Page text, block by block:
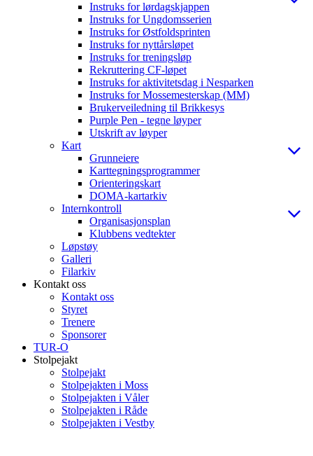
Instruks for lørdagskjappen
Instruks for Ungdomsserien
Instruks for Østfoldsprinten
Instruks for nyttårsløpet
Instruks for treningsløp
Rekruttering CF-løpet
Instruks for aktivitetsdag i Nesparken
Instruks for Mossemesterskap (MM)
Brukerveiledning til Brikkesys
Purple Pen - tegne løyper
Utskrift av løyper
Kart
Grunneiere
Karttegningsprogrammer
Orienteringskart
DOMA-kartarkiv
Internkontroll
Organisasjonsplan
Klubbens vedtekter
Løpstøy
Galleri
Filarkiv
Kontakt oss
Kontakt oss
Styret
Trenere
Sponsorer
TUR-O
Stolpejakt
Stolpejakt
Stolpejakten i Moss
Stolpejakten i Våler
Stolpejakten i Råde
Stolpejakten i Vestby